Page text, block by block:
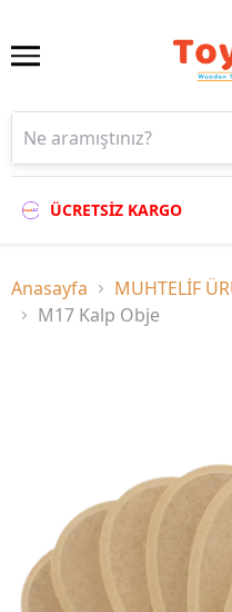
ÜCRETSİZ KARGO
Anasayfa MUHTELİF
M17 Kalp Obje